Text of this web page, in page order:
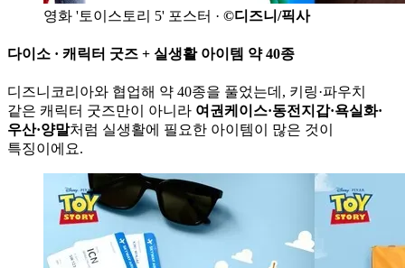
영화 '토이스토리 5' 포스터 · ©디즈니/픽사
다이소 · 캐릭터 굿즈 + 실생활 아이템 약 40종
디즈니코리아와 협업해 약 40종을 풀었는데, 키링·파우치
같은 캐릭터 굿즈만이 아니라 여권케이스·동전지갑·욕실화·
우산·양말처럼 실생활에 필요한 아이템이 많은 것이
특징이에요.